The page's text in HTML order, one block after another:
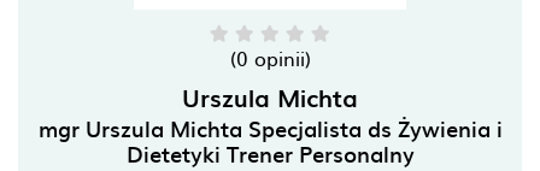
(0 opinii)
Urszula Michta
mgr Urszula Michta Specjalista ds Żywienia i
Dietetyki Trener Personalny